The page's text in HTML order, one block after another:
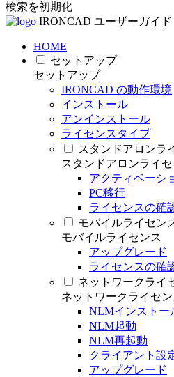
検索を初期化
IRONCAD ユーザーガイド
HOME
セットアップ
セットアップ
IRONCAD の動作環境
インストール
アンインストール
ライセンスタイプ
スタンドアロンラ
スタンドアロンライセ
アクティベーシ
PC移行
ライセンスの確
モバイルライセン
モバイルライセンス
アップグレード
ライセンスの確
ネットワークライ
ネットワークライセン
NLMインストー
NLM起動
NLM再起動
クライアント設
アップグレード